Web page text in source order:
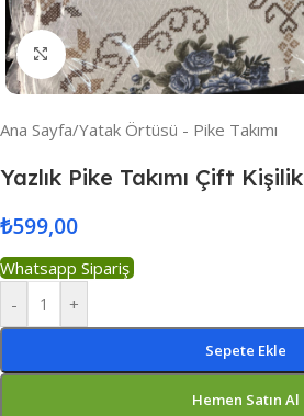
Resmi Büyüt
Ana Sayfa/Yatak Örtüsü - Pike Takımı
Yazlık Pike Takımı Çift Kişilik
₺599,00
Whatsapp Sipariş
-
+
Sepete Ekle
Hemen Satın Al